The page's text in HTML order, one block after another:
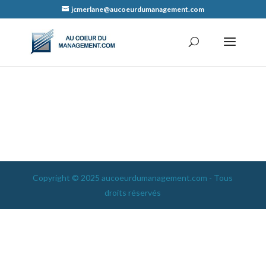
jcmerlane@aucoeurdumanagement.com
Copyright © 2025 aucoeurdumanagement.com - Tous
droits réservés